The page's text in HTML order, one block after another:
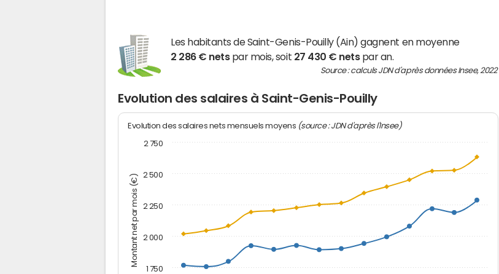
Les habitants de Saint-Genis-Pouilly (Ain) gagnent en moyenne
2 286 € netspar mois, soit 27 430 € netspar an.
Source : calculs JDN d'après données Insee, 2022
Evolution des salaires à Saint-Genis-Pouilly
Montant net par mois (€)
Evolution des salaires nets mensuels moyens (source : JDN d'après l'Insee)
1 750
2 000
2 250
2 500
2 750